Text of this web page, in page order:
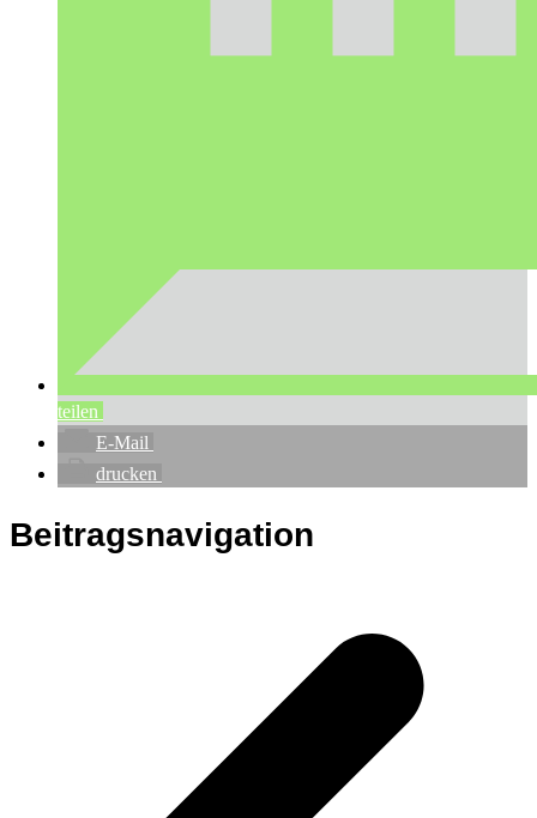
teilen
E-Mail
drucken
Beitragsnavigation